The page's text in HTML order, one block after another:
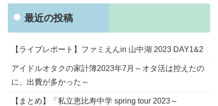
最近の投稿
【ライブレポート】ファミえんin 山中湖 2023 DAY1&2
アイドルオタクの家計簿2023年7月～オタ活は控えたの
に、出費が多かった～
【まとめ】「私立恵比寿中学 spring tour 2023～